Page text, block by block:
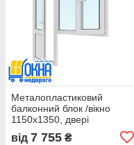
Металопластиковий
балконний блок /вікно
1150х1350, двері
від 7 755 ₴